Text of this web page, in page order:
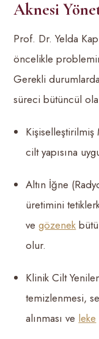
Aknesi
Prof. Dr. Yelda
öncelikle
Gerekli
süreci bütüncül
cilt yapısına
Altın İğne
üretimini
vegözenek
olur.
Klinik Cilt
temizlenmesi,
alınması ve leke